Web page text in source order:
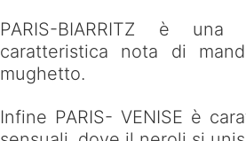
PARIS-BIARRITZ è
caratteristica nota di
mughetto.
Infine PARIS- VENISE è